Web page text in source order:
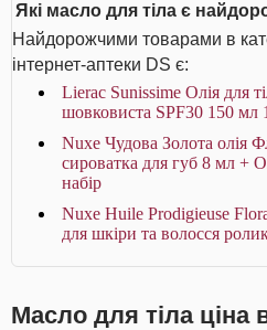
Які масло для тіла є
Найдорожчими товарами в
інтернет-аптеки DS є:
Lierac Sunissime Олія для
шовковиста SPF30 150 мл
Nuxe Чудова Золота олія
сироватка для губ 8 мл +
набір
Nuxe Huile Prodigieuse
для шкіри та волосся
Масло для тіла ціна